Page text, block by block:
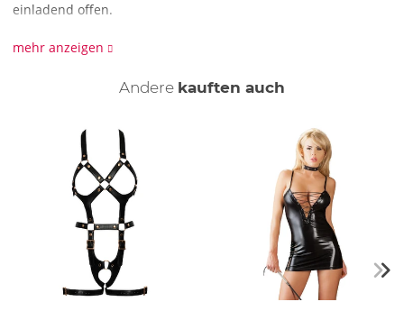
einladend offen.
90% Polyester, 10% Elasthan.
mehr anzeigen
Andere kauften auch